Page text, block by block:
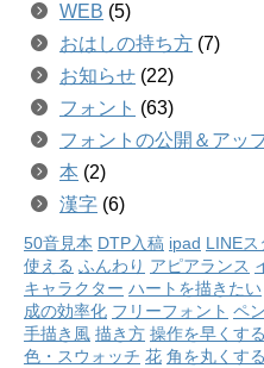
WEB (5)
おはしの持ち方 (7)
お知らせ (22)
フォント (63)
フォントの公開＆アッ
本 (2)
漢字 (6)
50音見本 DTP入稿 ipad LINE
使える ふんわり アピアランス
キャラクター ハートを描きたい
成の効率化 フリーフォント ペ
手描き風 描き方 操作を早くする
色・スウォッチ 花 角を丸くする